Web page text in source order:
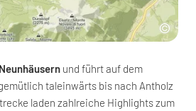
und führt auf dem
taleinwärts bis nach Antholz
laden zahlreiche Highlights zum